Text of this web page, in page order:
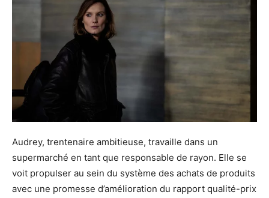
Audrey, trentenaire ambitieuse, travaille dans un
supermarché en tant que responsable de rayon. Elle se
voit propulser au sein du système des achats de produits
avec une promesse d’amélioration du rapport qualité-prix